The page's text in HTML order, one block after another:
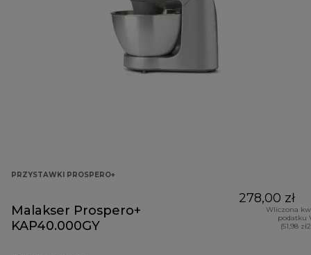
PRZYSTAWKI PROSPERO+
Malakser Prospero+
KAP40.000GY
278,00 zł
Wliczona
podatku
(51,98